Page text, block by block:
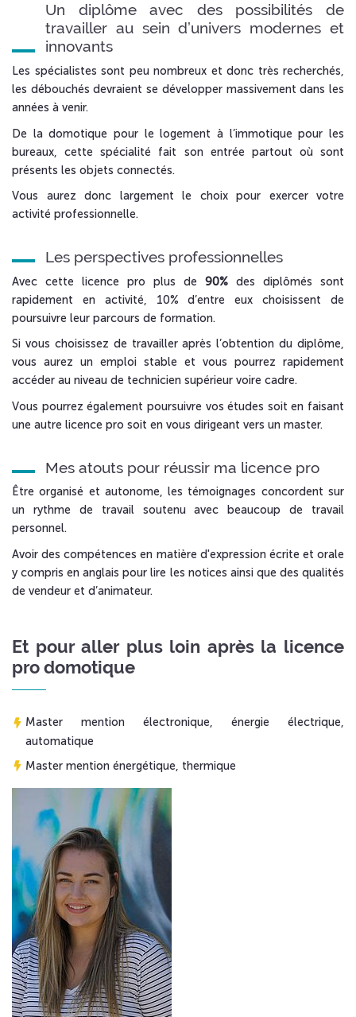
Un diplôme avec des possibilités de
travailler au sein d’univers modernes et
innovants
Les spécialistes sont peu nombreux et donc très recherchés,
les débouchés devraient se développer massivement dans les
années à venir.
De la domotique pour le logement à l’immotique pour les
bureaux, cette spécialité fait son entrée partout où sont
présents les objets connectés.
Vous aurez donc largement le choix pour exercer votre
activité professionnelle.
Les perspectives professionnelles
Avec cette licence pro plus de 90% des diplômés sont
rapidement en activité, 10% d’entre eux choisissent de
poursuivre leur parcours de formation.
Si vous choisissez de travailler après l’obtention du diplôme,
vous aurez un emploi stable et vous pourrez rapidement
accéder au niveau de technicien supérieur voire cadre.
Vous pourrez également poursuivre vos études soit en faisant
une autre licence pro soit en vous dirigeant vers un master.
Mes atouts pour réussir ma licence pro
Être organisé et autonome, les témoignages concordent sur
un rythme de travail soutenu avec beaucoup de travail
personnel.
Avoir des compétences en matière d'expression écrite et orale
y compris en anglais pour lire les notices ainsi que des qualités
de vendeur et d’animateur.
Et pour aller plus loin après la licence
pro domotique
Master mention électronique, énergie électrique,
automatique
Master mention énergétique, thermique